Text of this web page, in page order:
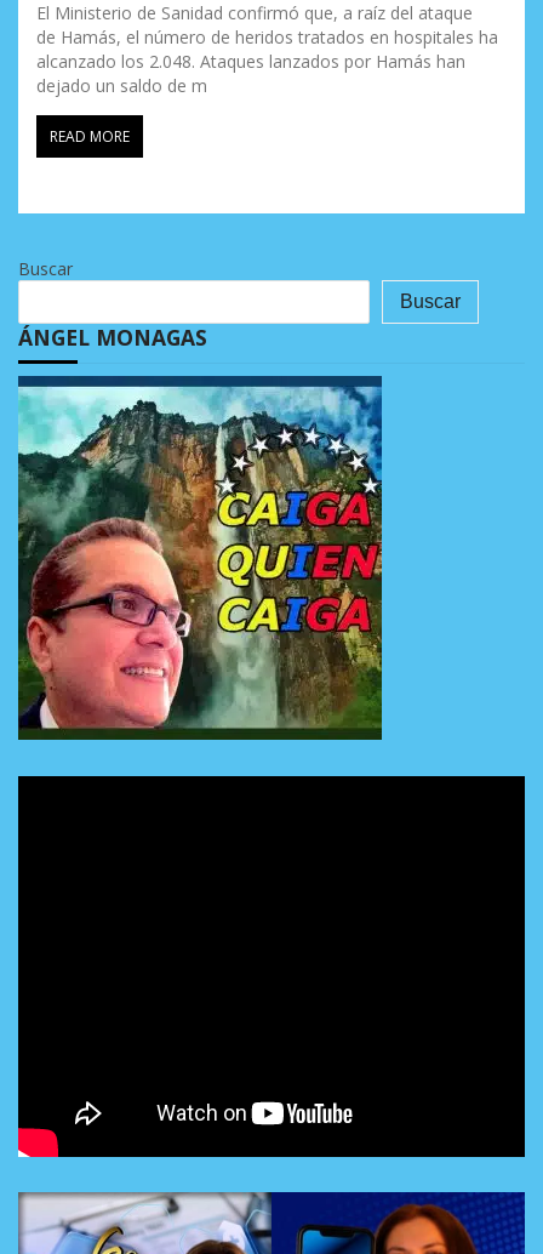
El Ministerio de Sanidad confirmó que, a raíz del ataque
de Hamás, el número de heridos tratados en hospitales ha
alcanzado los 2.048. Ataques lanzados por Hamás han
dejado un saldo de m
READ MORE
Buscar
Buscar
ÁNGEL MONAGAS